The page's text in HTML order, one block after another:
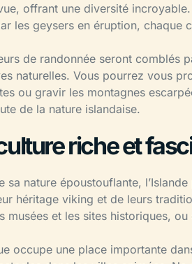
offrant une diversité
les geysers en éruption, chaque
de randonnée seront comblés
naturelles. Vous pourrez vous
ou gravir les montagnes
de la nature islandaise.
riche et
sa nature époustouflante,
héritage viking et de leurs
musées et les sites historiques,
occupe une place importante